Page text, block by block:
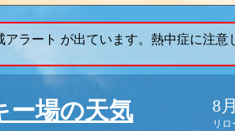
ラート が出ています。熱中症に注意
ー場の天気 8
リ